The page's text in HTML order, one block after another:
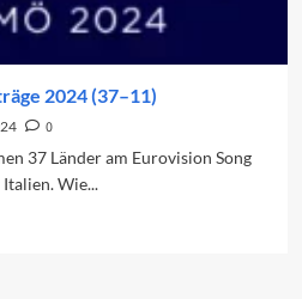
2024 (37–11)
0
37 Länder am Eurovision Song
Wie...